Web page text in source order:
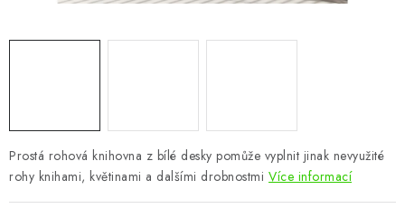
VÝPRODEJ
Prostá rohová knihovna z bílé desky pomůže vyplnit jinak nevyužité
rohy knihami, květinami a dalšími drobnostmi Více informací